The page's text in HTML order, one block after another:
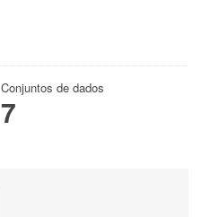
Conjuntos de dados
7